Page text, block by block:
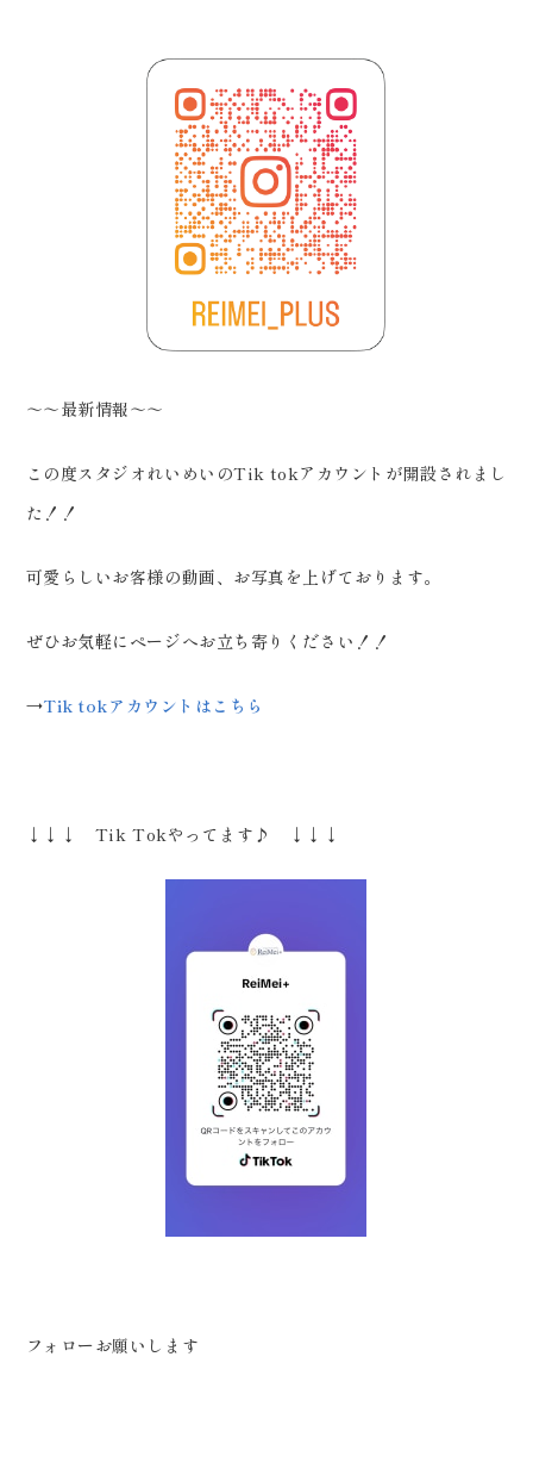
～～最新情報～～
この度スタジオれいめいのTik tokアカウントが開設されまし
た！！
可愛らしいお客様の動画、お写真を上げております。
ぜひお気軽にページへお立ち寄りください！！
→Tik tokアカウントはこちら
↓↓↓ Tik Tokやってます♪ ↓↓↓
フォローお願いします